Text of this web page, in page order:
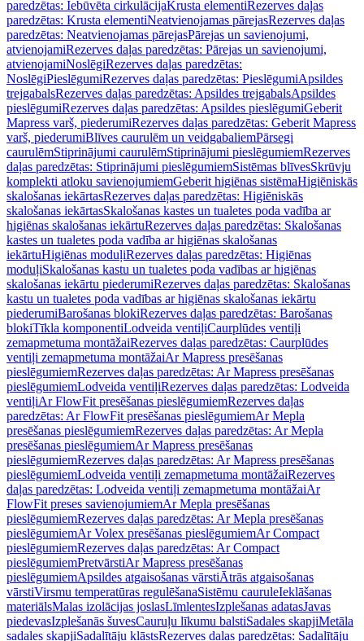
paredzētas: Iebūvēta cirkulācijaKrusta elementiRezerves daļas
paredzētas: Krusta elementiNeatvienojamas pārejasRezerves daļas
paredzētas: Neatvienojamas pārejasPārejas un savienojumi,
atvienojamiRezerves daļas paredzētas: Pārejas un savienojumi,
atvienojamiNoslēgiRezerves daļas paredzētas:
NoslēgiPieslēgumiRezerves daļas paredzētas: PieslēgumiApsildes
trejgabalsRezerves daļas paredzētas: Apsildes trejgabalsApsildes
pieslēgumiRezerves daļas paredzētas: Apsildes pieslēgumiGeberit
Mapress varš, piederumiRezerves daļas paredzētas: Geberit Mapress
varš, piederumiBlīves caurulēm un veidgabaliemPārsegi
caurulēmStiprinājumi caurulēmStiprinājumi pieslēgumiemRezerves
daļas paredzētas: Stiprinājumi pieslēgumiemSistēmas blīvesSkrūvju
komplekti atloku savienojumiemGeberit higiēnas sistēmaHigiēniskās
skalošanas iekārtasRezerves daļas paredzētas: Higiēniskās
skalošanas iekārtasSkalošanas kastes un tualetes poda vadība ar
higiēnas skalošanas iekārtuRezerves daļas paredzētas: Skalošanas
kastes un tualetes poda vadība ar higiēnas skalošanas
iekārtuHigiēnas moduļiRezerves daļas paredzētas: Higiēnas
moduļiSkalošanas kastu un tualetes poda vadības ar higiēnas
skalošanas iekārtu piederumiRezerves daļas paredzētas: Skalošanas
kastu un tualetes poda vadības ar higiēnas skalošanas iekārtu
piederumiBarošanas blokiRezerves daļas paredzētas: Barošanas
blokiTīkla komponentiLodveida ventiļiCaurplūdes ventiļi
zemapmetuma montāžaiRezerves daļas paredzētas: Caurplūdes
ventiļi zemapmetuma montāžaiAr Mapress presēšanas
pieslēgumiemRezerves daļas paredzētas: Ar Mapress presēšanas
pieslēgumiemLodveida ventiļiRezerves daļas paredzētas: Lodveida
ventiļiAr FlowFit presēšanas pieslēgumiemRezerves daļas
paredzētas: Ar FlowFit presēšanas pieslēgumiemAr Mepla
presēšanas pieslēgumiemRezerves daļas paredzētas: Ar Mepla
presēšanas pieslēgumiemAr Mapress presēšanas
pieslēgumiemRezerves daļas paredzētas: Ar Mapress presēšanas
pieslēgumiemLodveida ventiļi zemapmetuma montāžaiRezerves
daļas paredzētas: Lodveida ventiļi zemapmetuma montāžaiAr
FlowFit preses savienojumiemAr Mepla presēšanas
pieslēgumiemRezerves daļas paredzētas: Ar Mepla presēšanas
pieslēgumiemAr Volex presēšanas pieslēgumiemAr Compact
pieslēgumiemRezerves daļas paredzētas: Ar Compact
pieslēgumiemPretvārstiAr Mapress presēšanas
pieslēgumiemApsildes atgaisošanas vārstiĀtrās atgaisošanas
vārstiVirsmu temperatūras regulēšanaSistēmu cauruleIeklāšanas
materiālsMalas izolācijas joslasLīmlentesIzplešanas adatasJavas
piedevasIzplešanās šuvesCauruļu līkumu balstiSadales skapjiMetāla
sadales skapjiSadalītāju klāstsRezerves daļas paredzētas: Sadalītāju